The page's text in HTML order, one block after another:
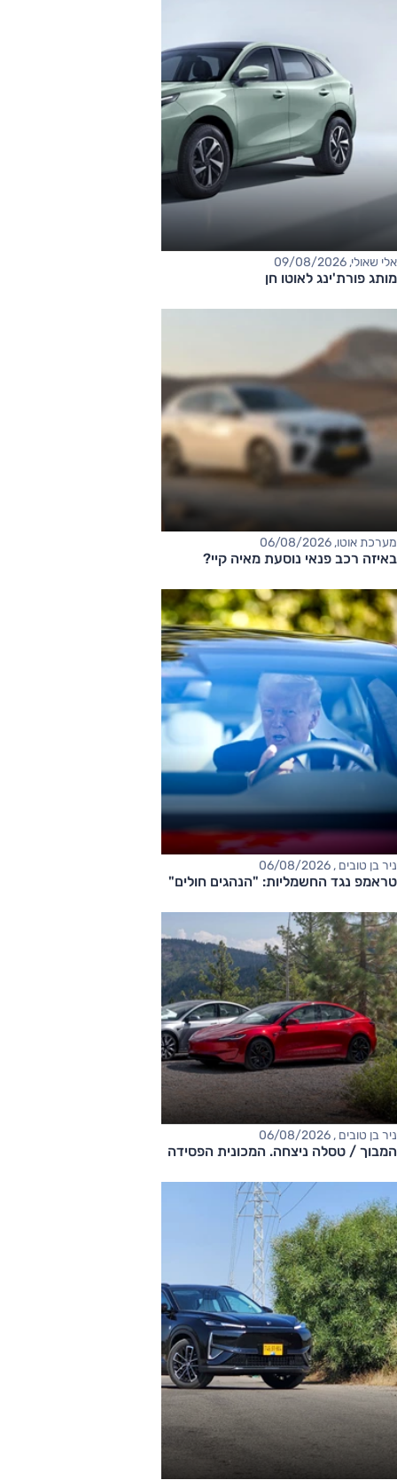
אלי שאולי, 09/08/2026
מותג פורת'ינג לאוטו חן
מערכת אוטו, 06/08/2026
באיזה רכב פנאי נוסעת מאיה קיי?
ניר בן טובים , 06/08/2026
טראמפ נגד החשמליות: "הנהגים חולים"
ניר בן טובים , 06/08/2026
המבוך / טסלה ניצחה. המכונית הפסידה